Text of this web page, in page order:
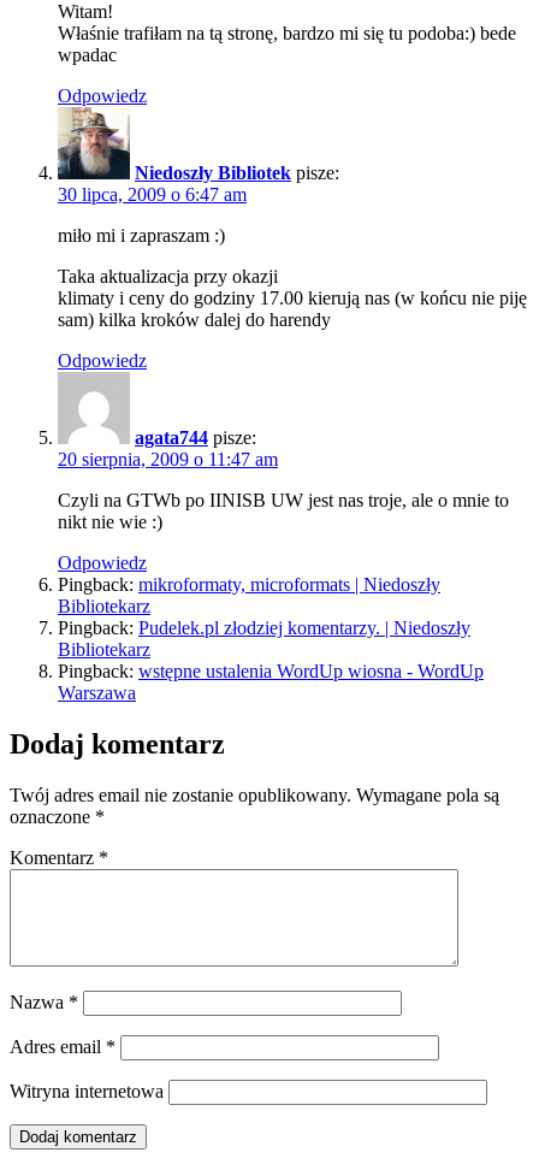
Witam!
Właśnie trafiłam na tą stronę, bardzo mi się tu podoba:) bede
wpadac
Odpowiedz
Niedoszły Bibliotek pisze:
30 lipca, 2009 o 6:47 am
miło mi i zapraszam :)
Taka aktualizacja przy okazji
klimaty i ceny do godziny 17.00 kierują nas (w końcu nie piję
sam) kilka kroków dalej do harendy
Odpowiedz
agata744 pisze:
20 sierpnia, 2009 o 11:47 am
Czyli na GTWb po IINISB UW jest nas troje, ale o mnie to
nikt nie wie :)
Odpowiedz
Pingback: mikroformaty, microformats | Niedoszły
Bibliotekarz
Pingback: Pudelek.pl złodziej komentarzy. | Niedoszły
Bibliotekarz
Pingback: wstępne ustalenia WordUp wiosna - WordUp
Warszawa
Dodaj komentarz
Twój adres email nie zostanie opublikowany. Wymagane pola są
oznaczone *
Komentarz *
Nazwa *
Adres email *
Witryna internetowa